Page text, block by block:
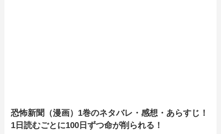
恐怖新聞（漫画）1巻のネタバレ・感想・あらすじ！
1‌日‌読‌む‌ご‌と‌に‌100‌日‌ず‌つ‌命‌が‌削‌ら‌れ‌る！